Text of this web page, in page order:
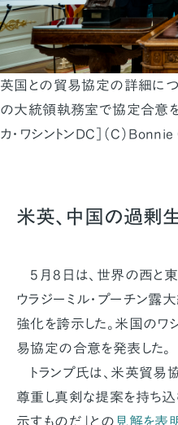
英国との貿易協定の詳細につ
の大統領執務室で協定合意を
カ・ワシントンDC］（C）
米英、中国の過剰
5月8日は、世界の西と東
ウラジーミル・プーチン
強化を誇示した。米国のワ
易協定の合意を発表した。
トランプ氏は、米英貿易協
尊重し真剣な提案を持ち込
示すものだ」との 見解を表